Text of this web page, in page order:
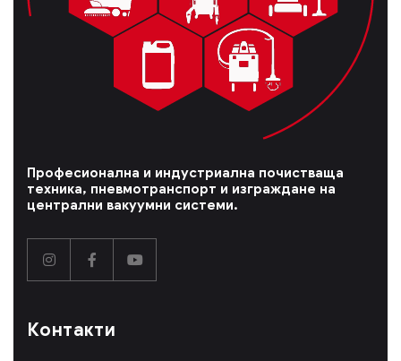
Професионална и индустриална почистваща
техника, пневмотранспорт и изграждане на
централни вакуумни системи.
Контакти